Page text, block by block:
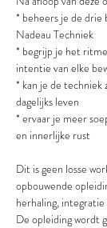
* beheers je de drie
Nadeau Techniek
* begrijp je het
intentie van elke
* kan je de techniek
dagelijks leven
* ervaar je meer
en innerlijke rust
Dit is geen losse
opbouwende
herhaling, integratie
De opleiding wordt